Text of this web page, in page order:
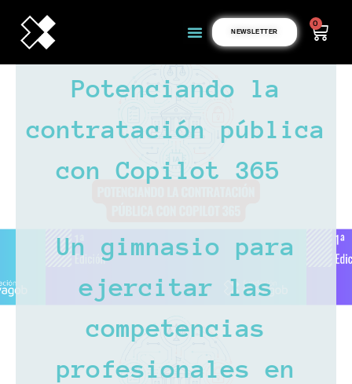
NEWSLETTER
0
Potenciando la
contratación pública
con Copilot 365
Un gimnasio para
ejercitar las
competencias
profesionales en